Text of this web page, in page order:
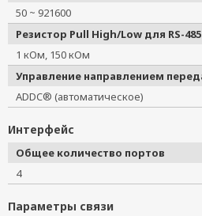
50 ~ 921600
Резистор Pull High/Low для RS-485
1 кОм, 150 кОм
Управление направлением
ADDC® (автоматическое)
Интерфейс
Общее количество портов
4
Параметры связи